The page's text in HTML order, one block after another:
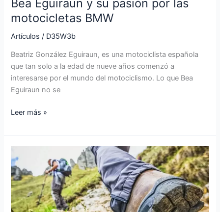
Bea Eguiraun y su pasión por las
motocicletas BMW
Artículos / D35W3b
Beatriz González Eguiraun, es una motociclista española
que tan solo a la edad de nueve años comenzó a
interesarse por el mundo del motociclismo. Lo que Bea
Eguiraun no se
Leer más »
DE
MONTAÑA
MERRELL